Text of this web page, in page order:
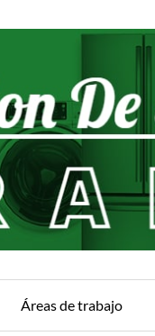
Áreas de trabajo